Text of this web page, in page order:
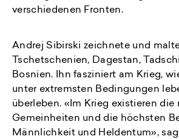
verschiedenen Fronten.
Andrej Sibirski zeichnete und
Tschetschenien, Dagestan,
Bosnien. Ihn fasziniert am Krieg,
unter extremsten Bedingungen
überleben. «Im Krieg existieren die
Gemeinheiten und die höchsten
Männlichkeit und Heldentum»,